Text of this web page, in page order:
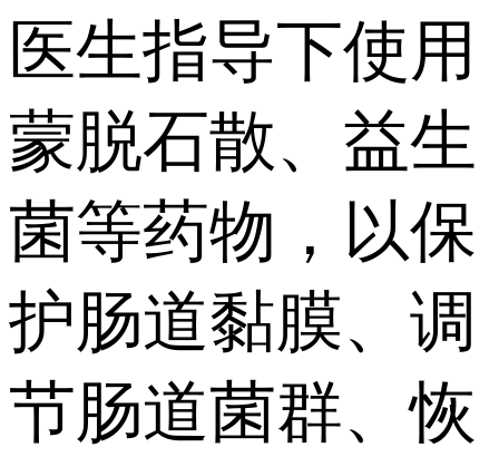
医生指导下使用
蒙脱石散、益生
菌等药物，以保
护肠道黏膜、调
节肠道菌群、恢